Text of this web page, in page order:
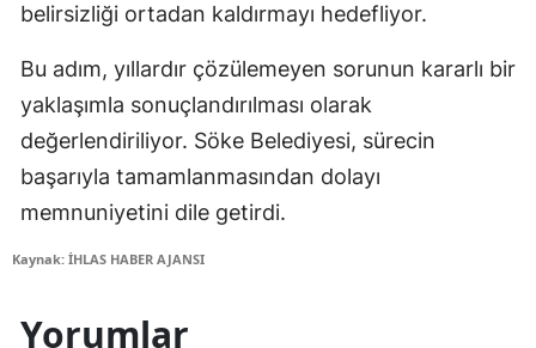
belirsizliği ortadan kaldırmayı hedefliyor.
Bu adım, yıllardır çözülemeyen sorunun kararlı bir
yaklaşımla sonuçlandırılması olarak
değerlendiriliyor. Söke Belediyesi, sürecin
başarıyla tamamlanmasından dolayı
memnuniyetini dile getirdi.
Kaynak: İHLAS HABER AJANSI
Yorumlar